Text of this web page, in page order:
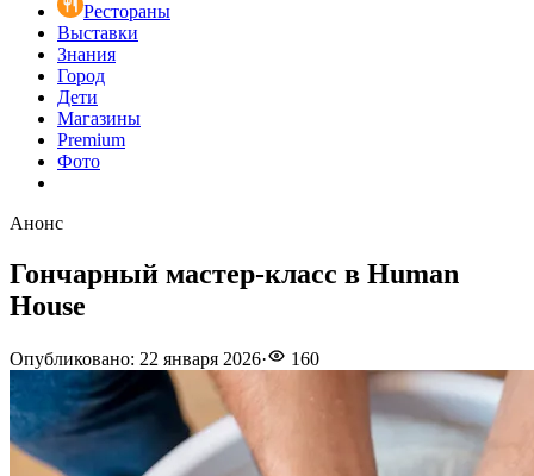
Рестораны
Выставки
Знания
Город
Дети
Магазины
Premium
Фото
Анонс
Гончарный мастер-класс в Human
House
Опубликовано: 22 января 2026· 160